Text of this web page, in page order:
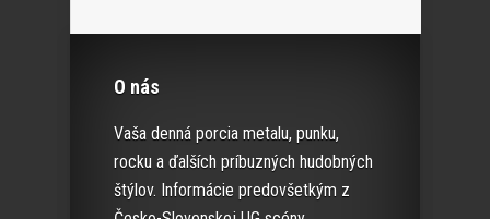
O nás
Vaša denná porcia metalu, punku,
rocku a ďalších príbuzných hudobných
štýlov. Informácie predovšetkým z